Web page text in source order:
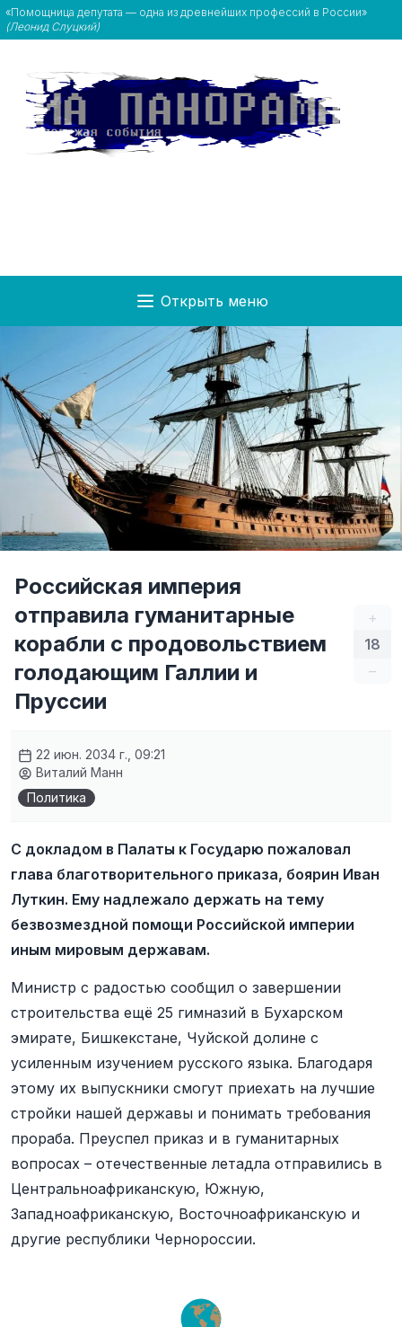
«Помощница депутата — одна из древнейших профессий в России»
(Леонид Слуцкий)
Открыть меню
+
18
–
Российская империя
отправила гуманитарные
корабли с продовольствием
голодающим Галлии и
Пруссии
22 июн. 2034 г., 09:21
Виталий Манн
Политика
С докладом в Палаты к Государю пожаловал
глава благотворительного приказа, боярин Иван
Луткин. Ему надлежало держать на тему
безвозмездной помощи Российской империи
иным мировым державам.
Министр с радостью сообщил о завершении
строительства ещё 25 гимназий в Бухарском
эмирате, Бишкекстане, Чуйской долине с
усиленным изучением русского языка. Благодаря
этому их выпускники смогут приехать на лучшие
стройки нашей державы и понимать требования
прораба. Преуспел приказ и в гуманитарных
вопросах – отечественные летадла отправились в
Центральноафриканскую, Южную,
Западноафриканскую, Восточноафриканскую и
другие республики Чернороссии.